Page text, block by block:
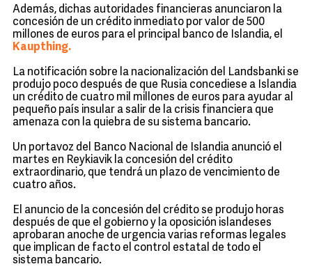
Además, dichas autoridades financieras anunciaron la
concesión de un crédito inmediato por valor de 500
millones de euros para el principal banco de Islandia, el
Kaupthing.
La notificación sobre la nacionalización del Landsbanki se
produjo poco después de que Rusia concediese a Islandia
un crédito de cuatro mil millones de euros para ayudar al
pequeño país insular a salir de la crisis financiera que
amenaza con la quiebra de su sistema bancario.
Un portavoz del Banco Nacional de Islandia anunció el
martes en Reykiavik la concesión del crédito
extraordinario, que tendrá un plazo de vencimiento de
cuatro años.
El anuncio de la concesión del crédito se produjo horas
después de que el gobierno y la oposición islandeses
aprobaran anoche de urgencia varias reformas legales
que implican de facto el control estatal de todo el
sistema bancario.